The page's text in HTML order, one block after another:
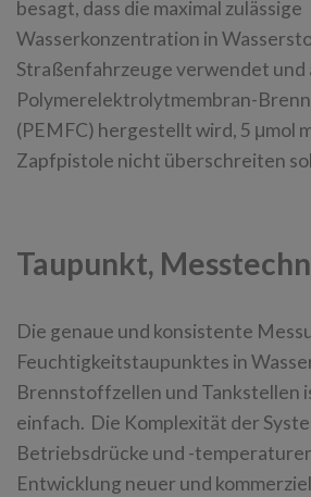
besagt, dass die maximal zulässige
Wasserkonzentration in
Straßenfahrzeuge verwendet und
Polymerelektrolytmembran-
(PEMFC) hergestellt wird, 5 μmol
Zapfpistole nicht überschreiten
Taupunkt,
Die genaue und konsistente
Feuchtigkeitstaupunktes in
Brennstoffzellen und Tankstellen
einfach. Die Komplexität der
Betriebsdrücke und -
Entwicklung neuer und